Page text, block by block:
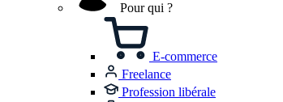
Pour qui ?
E-commerce
Freelance
Profession libérale